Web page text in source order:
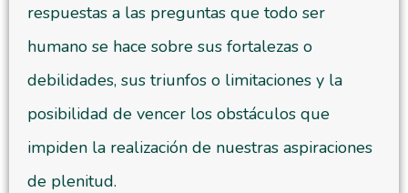
respuestas a las preguntas que todo ser
humano se hace sobre sus fortalezas o
debilidades, sus triunfos o limitaciones y la
posibilidad de vencer los obstáculos que
impiden la realización de nuestras aspiraciones
de plenitud.